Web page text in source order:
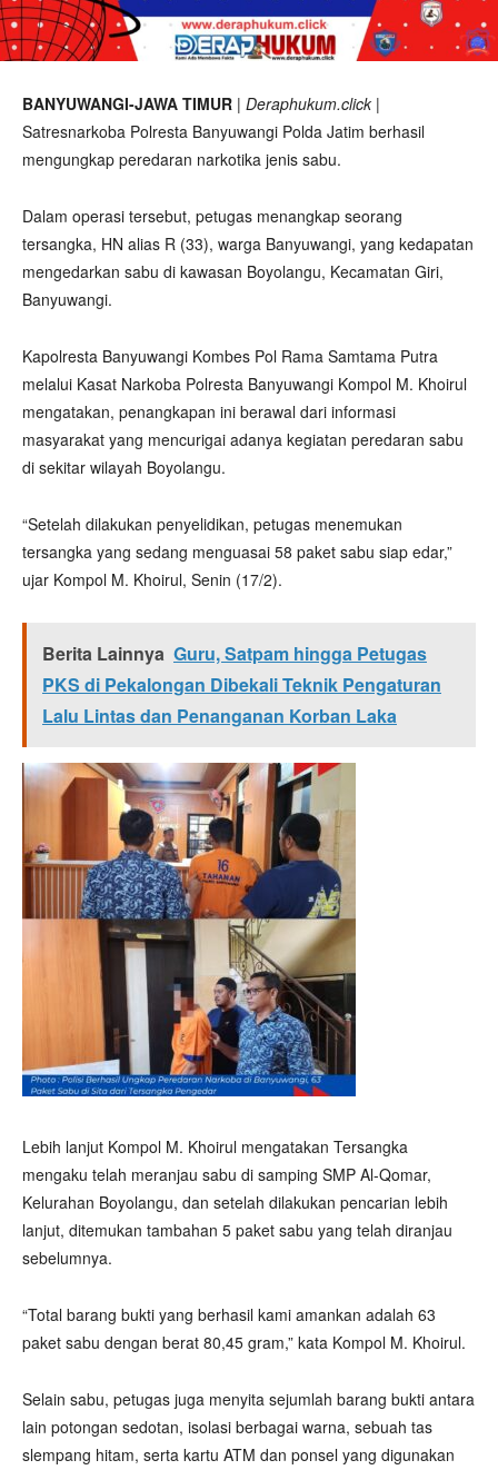
BANYUWANGI-JAWA TIMUR | Deraphukum.click |
Satresnarkoba Polresta Banyuwangi Polda Jatim berhasil
mengungkap peredaran narkotika jenis sabu.
Dalam operasi tersebut, petugas menangkap seorang
tersangka, HN alias R (33), warga Banyuwangi, yang kedapatan
mengedarkan sabu di kawasan Boyolangu, Kecamatan Giri,
Banyuwangi.
Kapolresta Banyuwangi Kombes Pol Rama Samtama Putra
melalui Kasat Narkoba Polresta Banyuwangi Kompol M. Khoirul
mengatakan, penangkapan ini berawal dari informasi
masyarakat yang mencurigai adanya kegiatan peredaran sabu
di sekitar wilayah Boyolangu.
“Setelah dilakukan penyelidikan, petugas menemukan
tersangka yang sedang menguasai 58 paket sabu siap edar,”
ujar Kompol M. Khoirul, Senin (17/2).
Berita Lainnya Guru, Satpam hingga Petugas
PKS di Pekalongan Dibekali Teknik Pengaturan
Lalu Lintas dan Penanganan Korban Laka
Lebih lanjut Kompol M. Khoirul mengatakan Tersangka
mengaku telah meranjau sabu di samping SMP Al-Qomar,
Kelurahan Boyolangu, dan setelah dilakukan pencarian lebih
lanjut, ditemukan tambahan 5 paket sabu yang telah diranjau
sebelumnya.
“Total barang bukti yang berhasil kami amankan adalah 63
paket sabu dengan berat 80,45 gram,” kata Kompol M. Khoirul.
Selain sabu, petugas juga menyita sejumlah barang bukti antara
lain potongan sedotan, isolasi berbagai warna, sebuah tas
slempang hitam, serta kartu ATM dan ponsel yang digunakan